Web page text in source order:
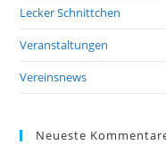
Lecker Schnittchen
Veranstaltungen
Vereinsnews
Neueste